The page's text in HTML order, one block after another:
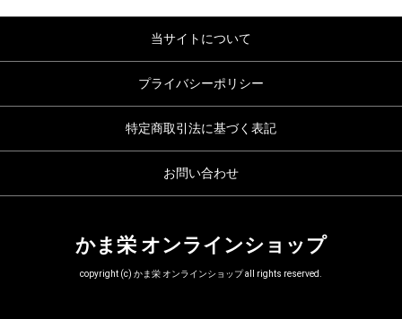
当サイトについて
プライバシーポリシー
特定商取引法に基づく表記
お問い合わせ
かま栄 オンラインショップ
copyright (c) かま栄 オンラインショップ all rights reserved.